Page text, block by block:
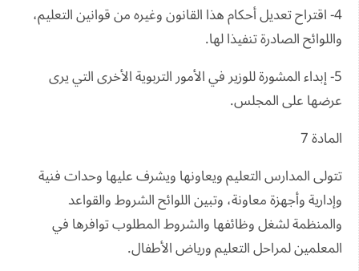
4- اقتراح تعديل أحكام هذا القانون وغيره من قوانين التعليم،
واللوائح الصادرة تنفيذا لها.
5- إبداء المشورة للوزير في الأمور التربوية الأخرى التي يرى
عرضها على المجلس.
المادة 7
تتولى المدارس التعليم ويعاونها ويشرف عليها وحدات فنية
وإدارية وأجهزة معاونة، وتبين اللوائح الشروط والقواعد
والمنظمة لشغل وظائفها والشروط المطلوب توافرها في
المعلمين لمراحل التعليم ورياض الأطفال.